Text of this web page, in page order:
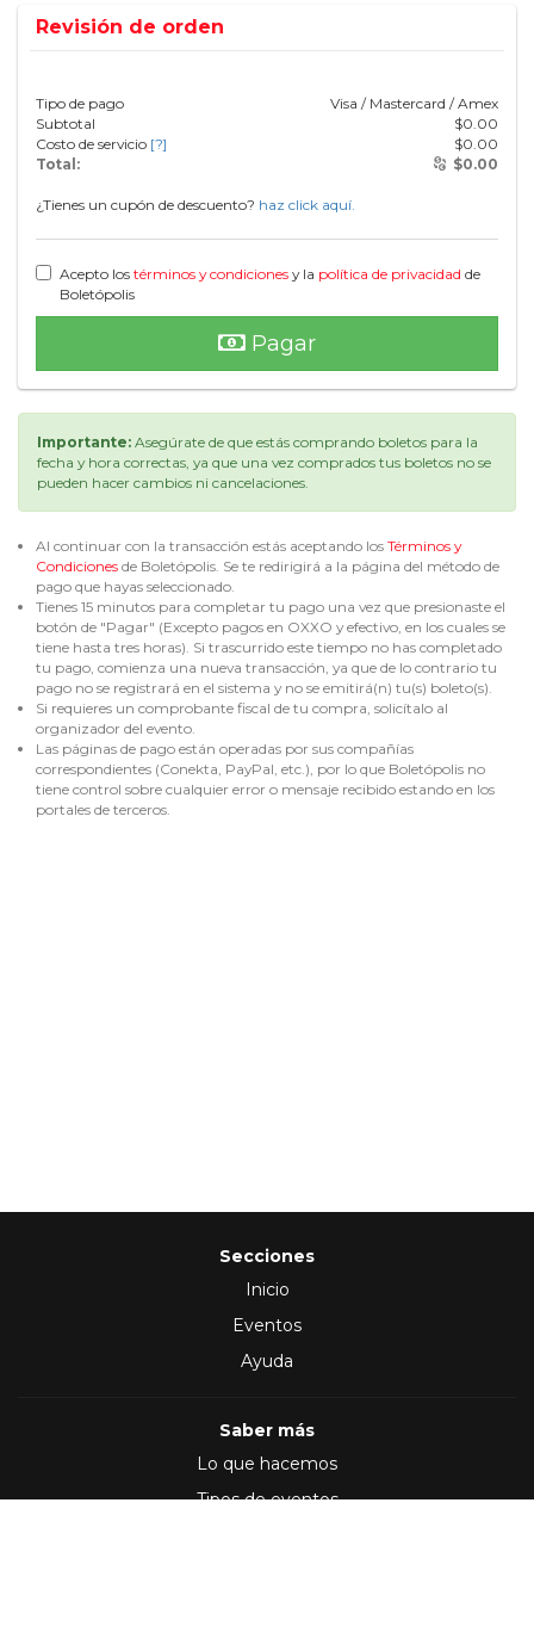
Revisión de orden
Tipo de pago
Visa / Mastercard / Amex
Subtotal
$0.00
Costo de servicio [?] $0.00
Total:
$0.00
¿Tienes un cupón de descuento? haz click aquí.
Acepto los términos y condiciones y la política de privacidad de
Boletópolis
Pagar
Importante: Asegúrate de que estás comprando boletos para la
fecha y hora correctas, ya que una vez comprados tus boletos no se
pueden hacer cambios ni cancelaciones.
Al continuar con la transacción estás aceptando los Términos y
Condiciones de Boletópolis. Se te redirigirá a la página del método de
pago que hayas seleccionado.
Tienes 15 minutos para completar tu pago una vez que presionaste el
botón de "Pagar" (Excepto pagos en OXXO y efectivo, en los cuales se
tiene hasta tres horas). Si trascurrido este tiempo no has completado
tu pago, comienza una nueva transacción, ya que de lo contrario tu
pago no se registrará en el sistema y no se emitirá(n) tu(s) boleto(s).
Si requieres un comprobante fiscal de tu compra, solicítalo al
organizador del evento.
Las páginas de pago están operadas por sus compañías
correspondientes (Conekta, PayPal, etc.), por lo que Boletópolis no
tiene control sobre cualquier error o mensaje recibido estando en los
portales de terceros.
Secciones
Inicio
Eventos
Ayuda
Saber más
Lo que hacemos
Tipos de eventos